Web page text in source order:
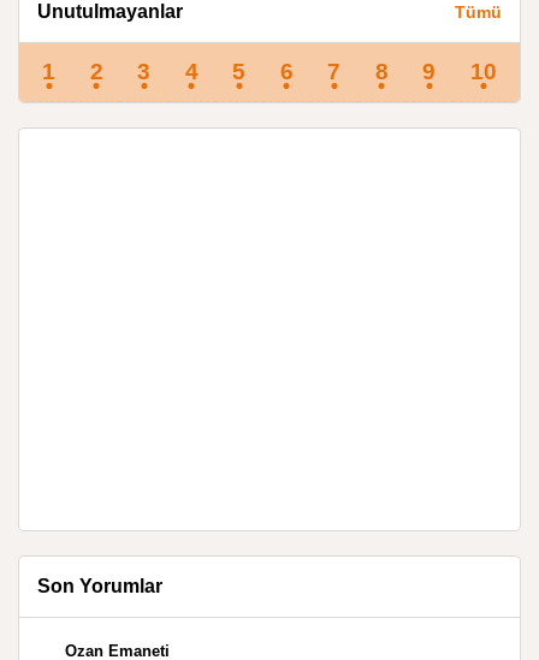
Unutulmayanlar Tümü
1 2 3 4 5 6 7 8 9 10
Son Yorumlar
Ozan Emaneti